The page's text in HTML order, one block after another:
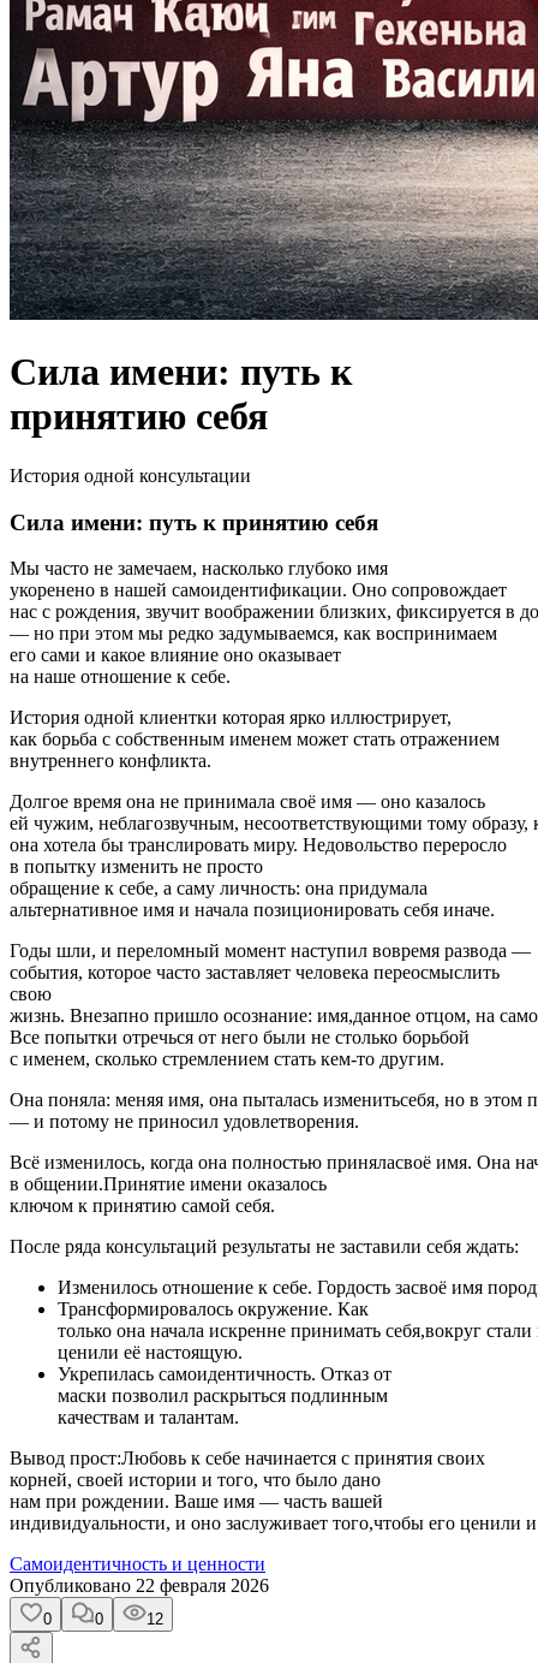
Сила имени: путь к
принятию себя
История одной консультации
Сила имени: путь к принятию себя
Мы часто не замечаем, насколько глубоко имя
укоренено в нашей самоидентификации. Оно сопровождает
нас с рождения, звучит воображении близких, фиксируется в
— но при этом мы редко задумываемся, как воспринимаем
его сами и какое влияние оно оказывает
на наше отношение к себе.
История одной клиентки которая ярко иллюстрирует,
как борьба с собственным именем может стать отражением
внутреннего конфликта.
Долгое время она не принимала своё имя — оно казалось
ей чужим, неблагозвучным, несоответствующими тому образу,
она хотела бы транслировать миру. Недовольство переросло
в попытку изменить не просто
обращение к себе, а саму личность: она придумала
альтернативное имя и начала позиционировать себя иначе.
Годы шли, и переломный момент наступил вовремя развода —
события, которое часто заставляет человека переосмыслить
свою
жизнь. Внезапно пришло осознание: имя,данное отцом, на
Все попытки отречься от него были не столько борьбой
с именем, сколько стремлением стать кем‑то другим.
Она поняла: меняя имя, она пыталась изменитьсебя, но в этом
— и потому не приносил удовлетворения.
Всё изменилось, когда она полностью приняласвоё имя. Она
в общении.Принятие имени оказалось
ключом к принятию самой себя.
После ряда консультаций результаты не заставили себя ждать:
Изменилось отношение к себе. Гордость засвоё имя
Трансформировалось окружение. Как
только она начала искренне принимать себя,вокруг
ценили её настоящую.
Укрепилась самоидентичность. Отказ от
маски позволил раскрыться подлинным
качествам и талантам.
Вывод прост:Любовь к себе начинается с принятия своих
корней, своей истории и того, что было дано
нам при рождении. Ваше имя — часть вашей
индивидуальности, и оно заслуживает того,чтобы его ценили
Самоидентичность и ценности
Опубликовано 22 февраля 2026
0 0 12